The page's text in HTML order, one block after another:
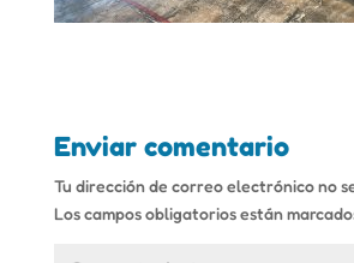
Enviar comentario
Tu dirección de correo electrónico no
Los campos obligatorios están